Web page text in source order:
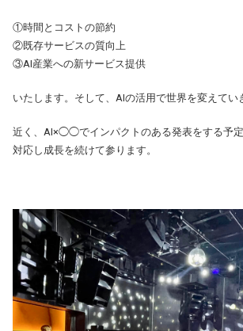
①時間とコストの節約
②既存サービスの質向上
③AI産業への新サービス提供
いたします。そして、AIの活用で世界を変えてい
近く、AI×◯◯でインパクトのある発表をする予
対応し成長を続けて参ります。